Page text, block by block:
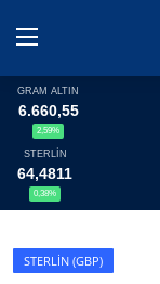
Haberler
Döviz
Altın Fiyatları
GRAM ALTIN
6.660,55
2,59%
STERLİN
64,4811
0,38%
STERLIN (GBP)